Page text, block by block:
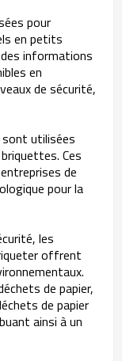
pour
en petits
informations
en
de sécurité,
utilisées
Ces
de
pour la
les
offrent
de papier,
de papier
ainsi à un